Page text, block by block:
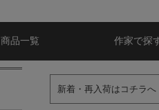
商品一覧 作家で探
新着・再入荷はコチラへ